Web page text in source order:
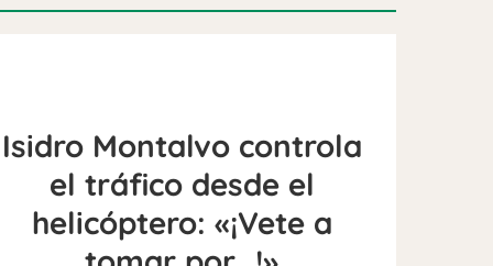
Isidro Montalvo controla
el tráfico desde el
helicóptero: «¡Vete a